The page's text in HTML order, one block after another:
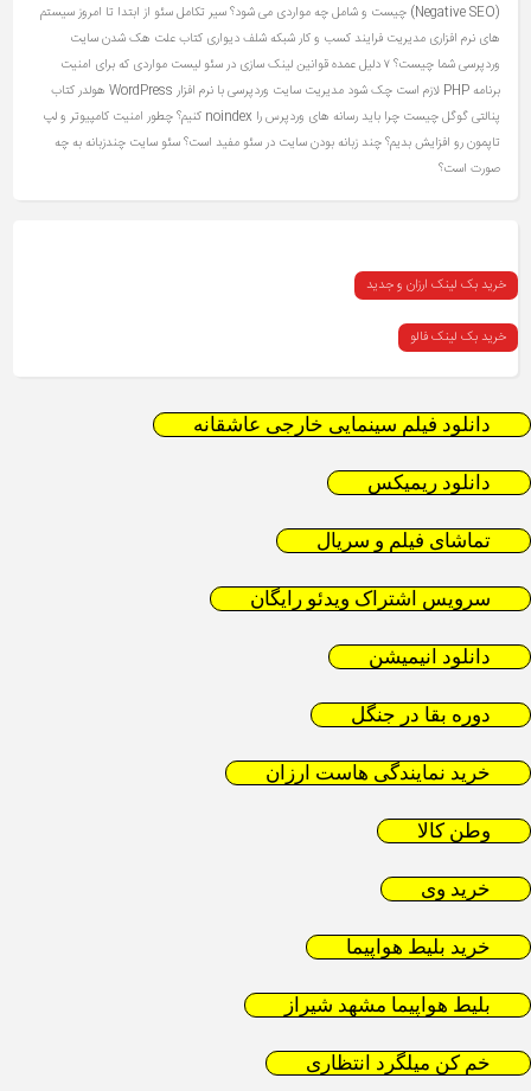
(Negative SEO) چیست و شامل چه مواردی می شود؟
سیر تکامل سئو از ابتدا تا امروز سیستم
های نرم افزاری مدیریت فرایند کسب و کار شبکهشلف دیواری کتابعلت هک شدن سایت
وردپرسی شما چیست؟ ۷ دلیل عمده
قوانین لینک سازی در سئو لیست مواردی که برای امنیت
برنامه PHP لازم است چک شود
مدیریت سایت وردپرسی با نرم افزار WordPress
هولدر کتاب
پنالتی گوگل چیست چرا باید رسانه های وردپرس را noindex کنیم؟
چطور امنیت کامپیوتر و لپ
تاپمون رو افزایش بدیم؟چند زبانه بودن سایت در سئو مفید است؟ سئو سایت چندزبانه به چه
صورت است؟
خرید بک لینک ارزان و جدید
خرید بک لینک فالو
دانلود فیلم سینمایی خارجی عاشقانه
دانلود ریمیکس
تماشای فیلم و سریال
سرویس اشتراک ویدئو رایگان
دانلود انیمیشن
دوره بقا در جنگل
خرید نمایندگی هاست ارزان
وطن کالا
خرید وی
خرید بلیط هواپیما
بلیط هواپیما مشهد شیراز
خم کن میلگرد انتظاری